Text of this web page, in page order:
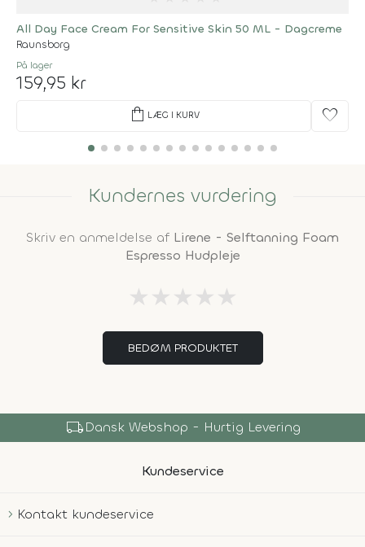
All Day Face Cream For Sensitive Skin 50 ML - Dagcreme
Raunsborg
På lager
159,95 kr
shopping_bag LÆG I KURV favorite
Kundernes vurdering
Skriv en anmeldelse af Lirene - Selftanning Foam
Espresso Hudpleje
★ ★ ★ ★ ★
BEDØM PRODUKTET
local_shippingDansk Webshop - Hurtig Levering
Kundeservice
Kontakt kundeservice